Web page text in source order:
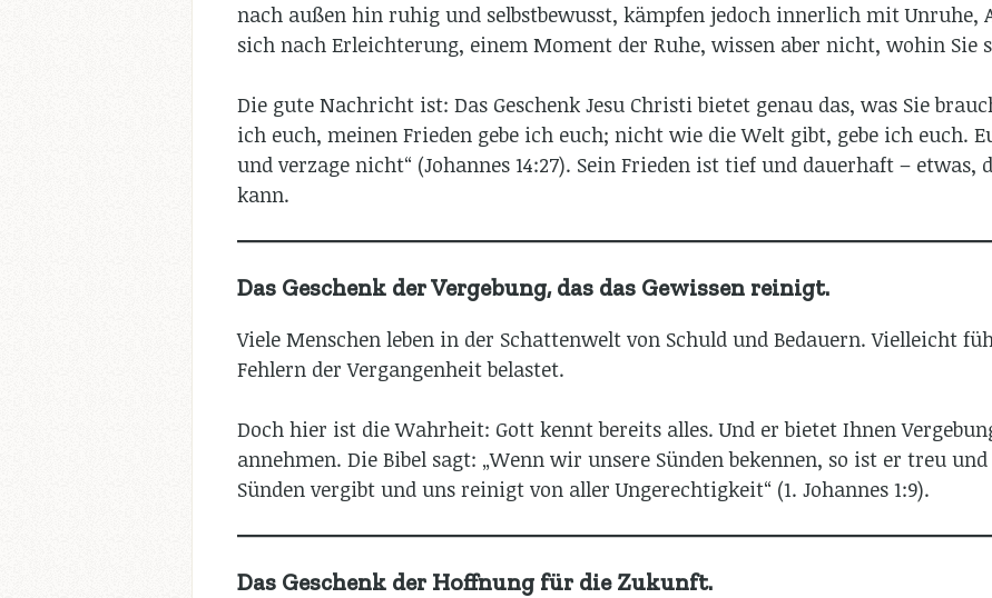
nach außen hin ruhig und selbstbewusst, kämpfen jedoch innerlich mit Unruhe,
sich nach Erleichterung, einem Moment der Ruhe, wissen aber nicht, wohin Sie
Die gute Nachricht ist: Das Geschenk Jesu Christi bietet genau das, was Sie
ich euch, meinen Frieden gebe ich euch; nicht wie die Welt gibt, gebe ich euch.
und verzage nicht“ (Johannes 14:27). Sein Frieden ist tief und dauerhaft – etwas,
kann.
Das Geschenk der Vergebung, das das Gewissen reinigt.
Viele Menschen leben in der Schattenwelt von Schuld und Bedauern. Vielleicht
Fehlern der Vergangenheit belastet.
Doch hier ist die Wahrheit: Gott kennt bereits alles. Und er bietet Ihnen
annehmen. Die Bibel sagt: „Wenn wir unsere Sünden bekennen, so ist er treu
Sünden vergibt und uns reinigt von aller Ungerechtigkeit“ (1. Johannes 1:9).
Das Geschenk der Hoffnung für die Zukunft.